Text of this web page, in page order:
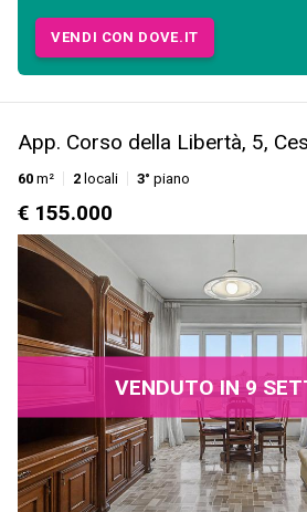
VENDI CON DOVE.IT
App. Corso della Libertà, 5,
60 m² 2 locali 3° piano
€ 155.000
VENDUTO IN 9